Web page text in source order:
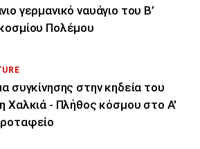
γερμανικό ναυάγιο του Β’
Πολέμου
συγκίνησης στην κηδεία του
Χαλκιά - Πλήθος κόσμου στο Α'